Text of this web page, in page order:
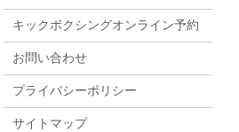
キックボクシングオンライン予約
お問い合わせ
プライバシーポリシー
サイトマップ